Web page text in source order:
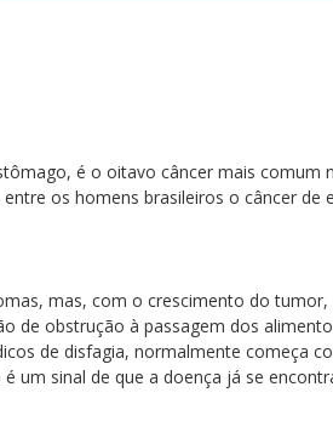
é o oitavo câncer mais comum
os homens brasileiros o câncer
mas, com o crescimento do
de obstrução à passagem dos
de disfagia, normalmente começa
um sinal de que a doença já se